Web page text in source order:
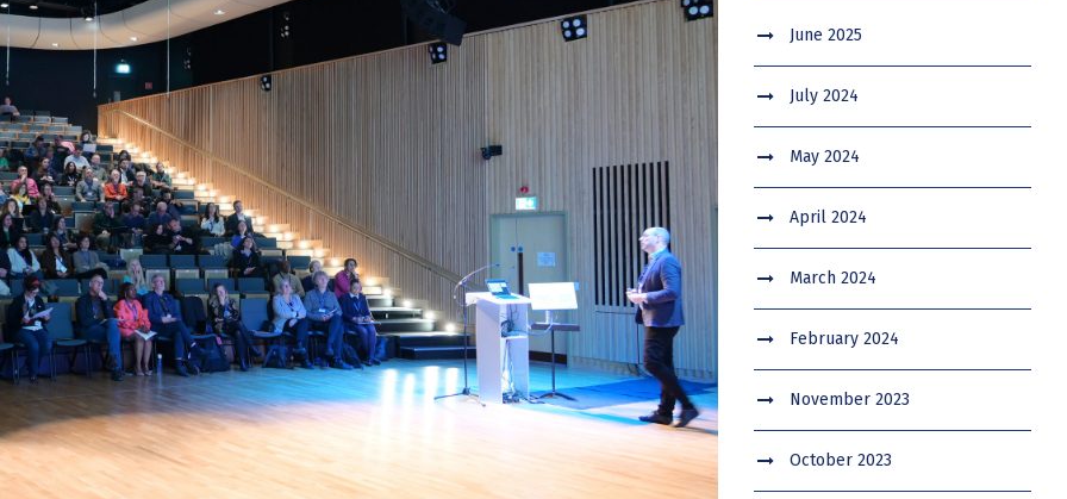
June 2025
July 2024
May 2024
April 2024
March 2024
February 2024
November 2023
October 2023